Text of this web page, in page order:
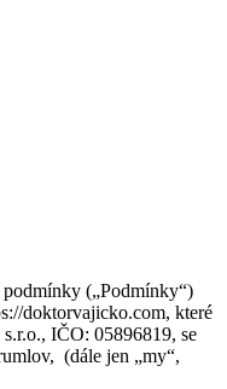
(„Podmínky“)
doktorvajicko.com, které
IČO: 05896819, se
(dále jen „my“,